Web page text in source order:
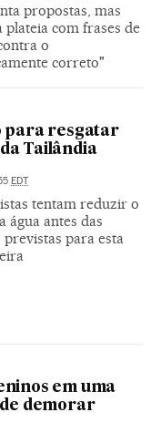
propostas, mas
plateia com frases de
o
correto"
para resgatar
Tailândia
EDT
tentam reduzir o
água antes das
previstas para esta
em uma
demorar